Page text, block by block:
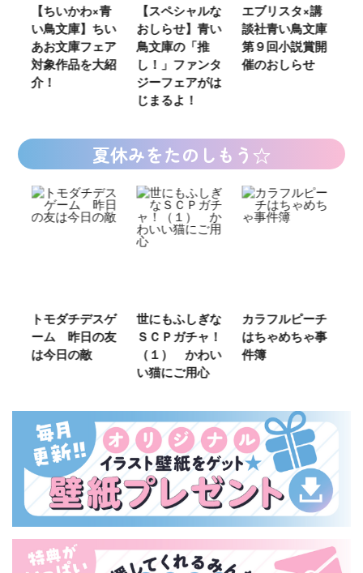
【ちいかわ×青
い鳥文庫】ちい
あお文庫フェア
対象作品を大紹
介！
【スペシャルな
おしらせ】青い
鳥文庫の「推
し！」ファンタ
ジーフェアがは
じまるよ！
エブリスタ×講
談社青い鳥文庫
第９回小説賞開
催のおしらせ
夏休みをたのしもう☆
トモダチデスゲ
ーム 昨日の友
は今日の敵
世にもふしぎな
ＳＣＰガチャ！
（１） かわい
い猫にご用心
カラフルピーチ
はちゃめちゃ事
件簿